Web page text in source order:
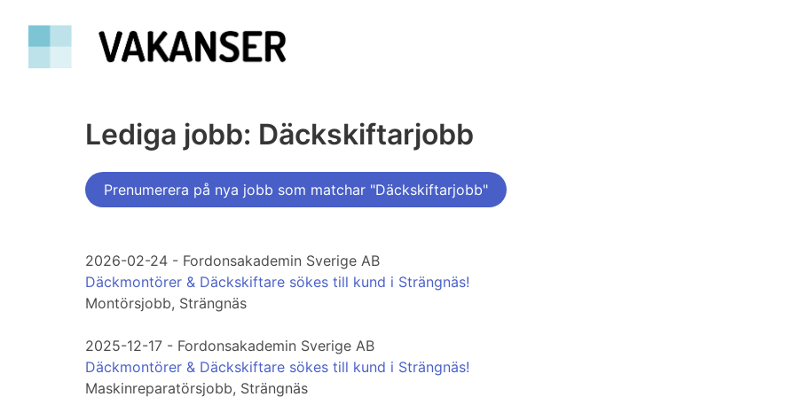
Lediga jobb: Däckskiftarjobb
Prenumerera på nya jobb som matchar "Däckskiftarjobb"
2026-02-24 - Fordonsakademin Sverige AB
Däckmontörer & Däckskiftare sökes till kund i Strängnäs!
Montörsjobb, Strängnäs
2025-12-17 - Fordonsakademin Sverige AB
Däckmontörer & Däckskiftare sökes till kund i Strängnäs!
Maskinreparatörsjobb, Strängnäs